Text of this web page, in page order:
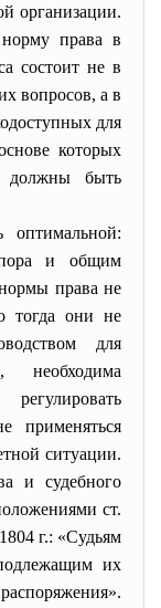
организации.
норму права в
состоит не в
вопросов, а в
для
которых
должны быть
и общим
права не
тогда они не
для
применяться
ситуации.
и судебного
ст.
г.: «Судьям
их